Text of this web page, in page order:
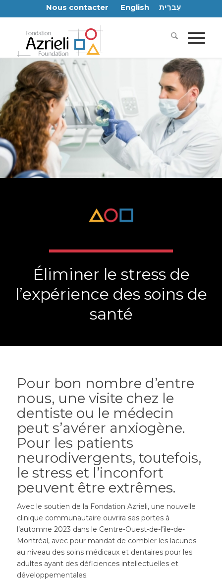
Nous contacter English עִברִית
Éliminer le stress de
l’expérience des soins de
santé
Pour bon nombre d’entre
nous, une visite chez le
dentiste ou le médecin
peut s’avérer anxiogène.
Pour les patients
neurodivergents, toutefois,
le stress et l’inconfort
peuvent être extrêmes.
Avec le soutien de la Fondation Azrieli, une nouvelle
clinique communautaire ouvrira ses portes à
l’automne 2023 dans le Centre-Ouest-de-l’île-de-
Montréal, avec pour mandat de combler les lacunes
au niveau des soins médicaux et dentaires pour les
adultes ayant des déficiences intellectuelles et
développementales.